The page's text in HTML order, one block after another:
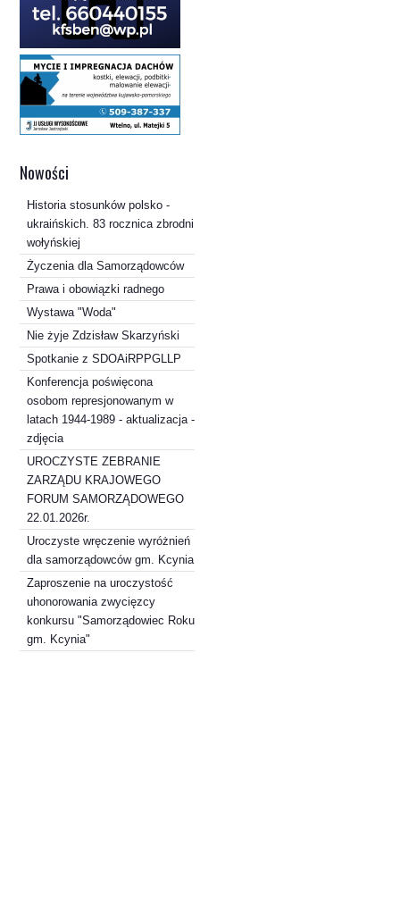
Nowości
Historia stosunków polsko -
ukraińskich. 83 rocznica zbrodni
wołyńskiej
Życzenia dla Samorządowców
Prawa i obowiązki radnego
Wystawa "Woda"
Nie żyje Zdzisław Skarzyński
Spotkanie z SDOAiRPPGLLP
Konferencja poświęcona
osobom represjonowanym w
latach 1944-1989 - aktualizacja -
zdjęcia
UROCZYSTE ZEBRANIE
ZARZĄDU KRAJOWEGO
FORUM SAMORZĄDOWEGO
22.01.2026r.
Uroczyste wręczenie wyróżnień
dla samorządowców gm. Kcynia
Zaproszenie na uroczystość
uhonorowania zwycięzcy
konkursu "Samorządowiec Roku
gm. Kcynia"